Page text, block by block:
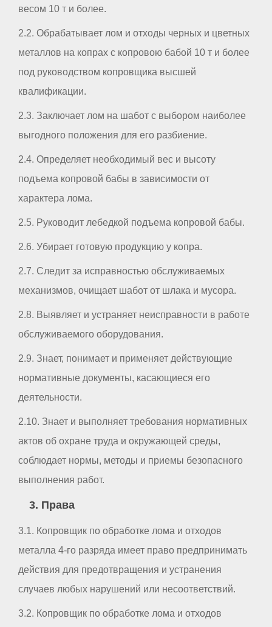
весом 10 т и более.
2.2. Обрабатывает лом и отходы черных и цветных
металлов на копрах с копровою бабой 10 т и более
под руководством копровщика высшей
квалификации.
2.3. Заключает лом на шабот с выбором наиболее
выгодного положения для его разбиение.
2.4. Определяет необходимый вес и высоту
подъема копровой бабы в зависимости от
характера лома.
2.5. Руководит лебедкой подъема копровой бабы.
2.6. Убирает готовую продукцию у копра.
2.7. Следит за исправностью обслуживаемых
механизмов, очищает шабот от шлака и мусора.
2.8. Выявляет и устраняет неисправности в работе
обслуживаемого оборудования.
2.9. Знает, понимает и применяет действующие
нормативные документы, касающиеся его
деятельности.
2.10. Знает и выполняет требования нормативных
актов об охране труда и окружающей среды,
соблюдает нормы, методы и приемы безопасного
выполнения работ.
3. Права
3.1. Копровщик по обработке лома и отходов
металла 4-го разряда имеет право предпринимать
действия для предотвращения и устранения
случаев любых нарушений или несоответствий.
3.2. Копровщик по обработке лома и отходов